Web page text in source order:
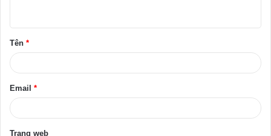
ậ
n
Tên *
Email *
Trang web